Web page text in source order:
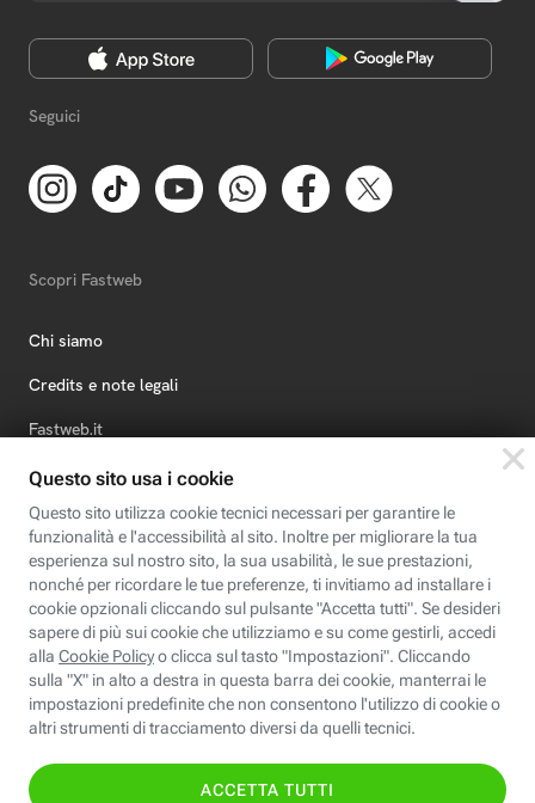
Seguici
Scopri Fastweb
Chi siamo
Credits e note legali
Fastweb.it
Formazione
Fastweb Digital Academy
STEP FuturAbility District
Insieme, siamo futuro